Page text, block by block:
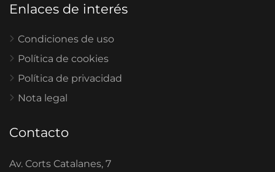
Enlaces de interés
Condiciones de uso
Política de cookies
Política de privacidad
Nota legal
Contacto
Av. Corts Catalanes, 7